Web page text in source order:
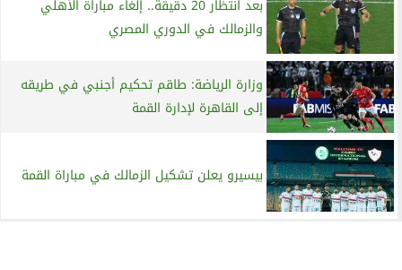
بعد انتظار 20 دقيقة.. إلغاء مباراة الأهلي
والزمالك في الدوري المصري
وزارة الرياضة: طاقم تحكيم أجنبي في طريقه
إلى القاهرة لإدارة القمة
بيسيرو يعلن تشكيل الزمالك في مباراة القمة